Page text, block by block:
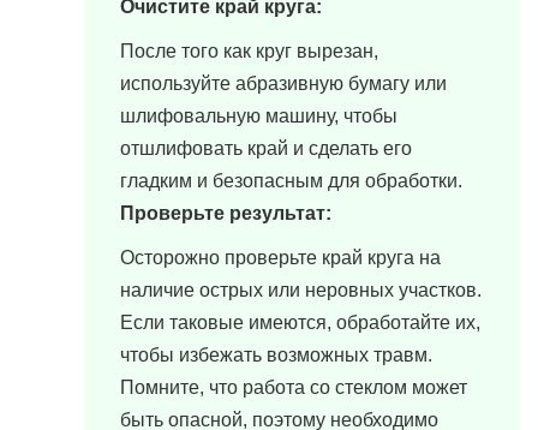
Очистите край круга:
После того как круг вырезан,
используйте абразивную бумагу или
шлифовальную машину, чтобы
отшлифовать край и сделать его
гладким и безопасным для обработки.
Проверьте результат:
Осторожно проверьте край круга на
наличие острых или неровных участков.
Если таковые имеются, обработайте их,
чтобы избежать возможных травм.
Помните, что работа со стеклом может
быть опасной, поэтому необходимо